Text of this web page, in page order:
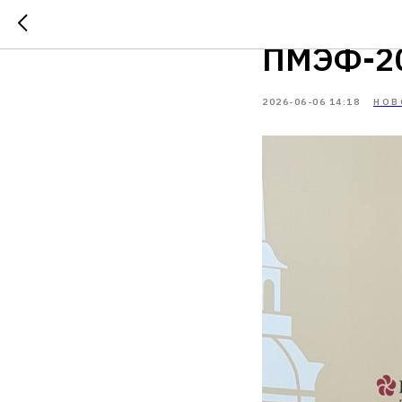
ПМЭФ-
2026-06-06 14:18